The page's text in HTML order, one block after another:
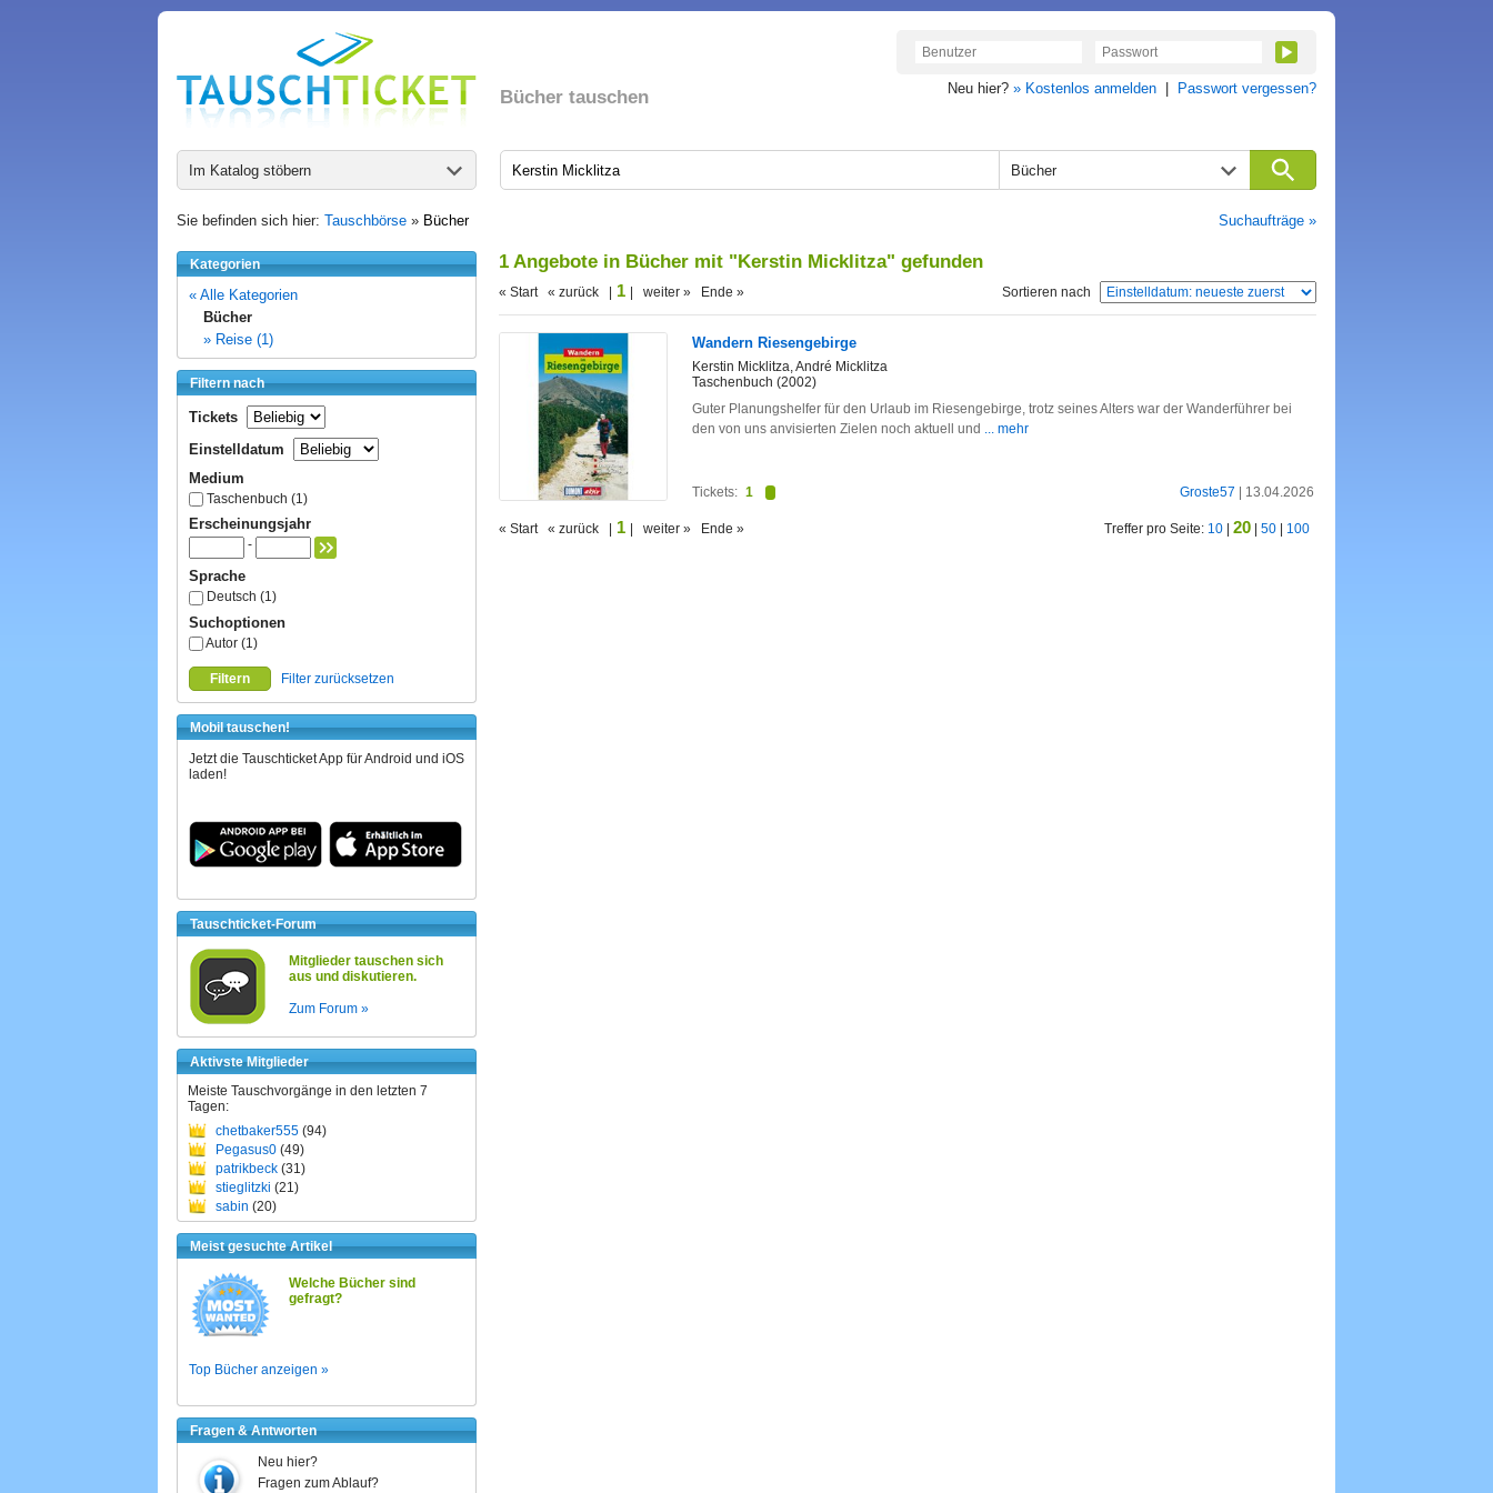
Bücher tauschen Neu hier? » Kostenlos anmelden Passwort vergessen?
Im Katalog stöbern Bücher
Sie befinden sich hier: Tauschbörse » Bücher Suchaufträge »
Kategorien
« Alle Kategorien
Bücher
» Reise (1)
Filtern nach
Tickets
Einstelldatum
Medium
Taschenbuch (1)
Erscheinungsjahr
-
Sprache
Deutsch (1)
Suchoptionen
Autor (1)
Filtern Filter zurücksetzen
Mobil tauschen!
Jetzt die Tauschticket App für Android und iOS
laden!
Tauschticket-Forum
Mitglieder tauschen sich
aus und diskutieren.
Zum Forum »
Aktivste Mitglieder
Meiste Tauschvorgänge in den letzten 7
Tagen:
chetbaker555 (94)
Pegasus0 (49)
patrikbeck (31)
stieglitzki (21)
sabin (20)
Meist gesuchte Artikel
Welche Bücher sind
gefragt?
Top Bücher anzeigen »
Fragen & Antworten
Neu hier?
Fragen zum Ablauf?
1 Angebote in Bücher mit "Kerstin Micklitza" gefunden
« Start « zurück | 1 | weiter » Ende » Sortieren nach
Wandern Riesengebirge
Kerstin Micklitza, André Micklitza
Taschenbuch (2002)
Guter Planungshelfer für den Urlaub im Riesengebirge, trotz seines Alters war der Wanderführer bei
den von uns anvisierten Zielen noch aktuell und ... mehr
Groste57 | 13.04.2026
Tickets: 1
« Start « zurück | 1 | weiter » Ende » Treffer pro Seite: 10 20 50 100